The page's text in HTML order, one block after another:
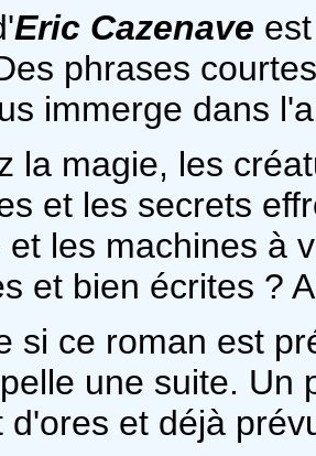
Eric Cazenave
phrases
immerge dans
la magie, les
et les secrets
et les machines à
et bien écrites ?
si ce roman est
une suite. Un
d'ores et déjà